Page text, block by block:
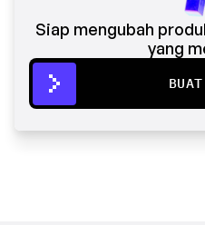
Siap mengubah
yang